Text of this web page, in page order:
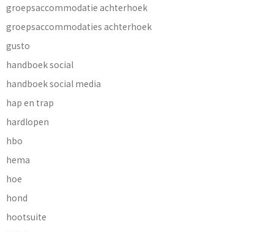
groepsaccommodatie achterhoek
groepsaccommodaties achterhoek
gusto
handboek social
handboek social media
hap en trap
hardlopen
hbo
hema
hoe
hond
hootsuite